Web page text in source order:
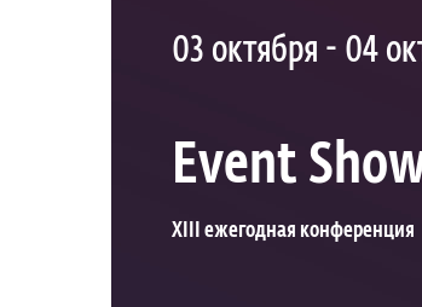
03 октября - 04
Event
XIII ежегодная конференция